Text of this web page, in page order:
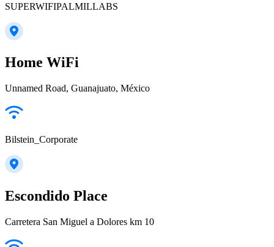
SUPERWIFIPALMILLABS
Home WiFi
Unnamed Road, Guanajuato, México
Bilstein_Corporate
Escondido Place
Carretera San Miguel a Dolores km 10